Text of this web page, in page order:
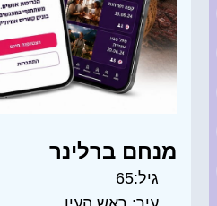
מנחם ברלינר
גיל:65